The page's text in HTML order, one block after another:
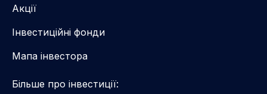
Акції
Інвестиційні фонди
Мапа інвестора
Більше про інвестиції: